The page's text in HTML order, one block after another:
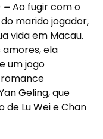
–Ao fugir com o
marido jogador,
vida em Macau.
ela
um jogo
Geling, que
Lu Wei e Chan